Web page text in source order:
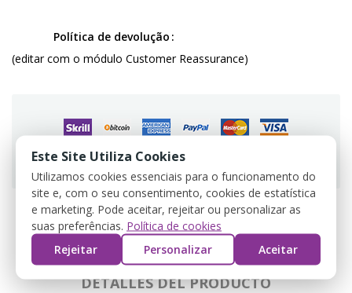
Política de devolução
(editar com o módulo Customer Reassurance)
Guarantee safe & secure checkout
DESCRIPCIÓN
DETALLES DEL PRODUCTO
Este Site Utiliza Cookies
Utilizamos cookies essenciais para o funcionamento do
site e, com o seu consentimento, cookies de estatística
e marketing. Pode aceitar, rejeitar ou personalizar as
suas preferências. Política de cookies
Rejeitar
Personalizar Aceitar